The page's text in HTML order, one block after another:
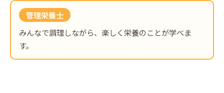
管理栄養士
みんなで調理しながら、楽しく栄養のことが学べま
す。